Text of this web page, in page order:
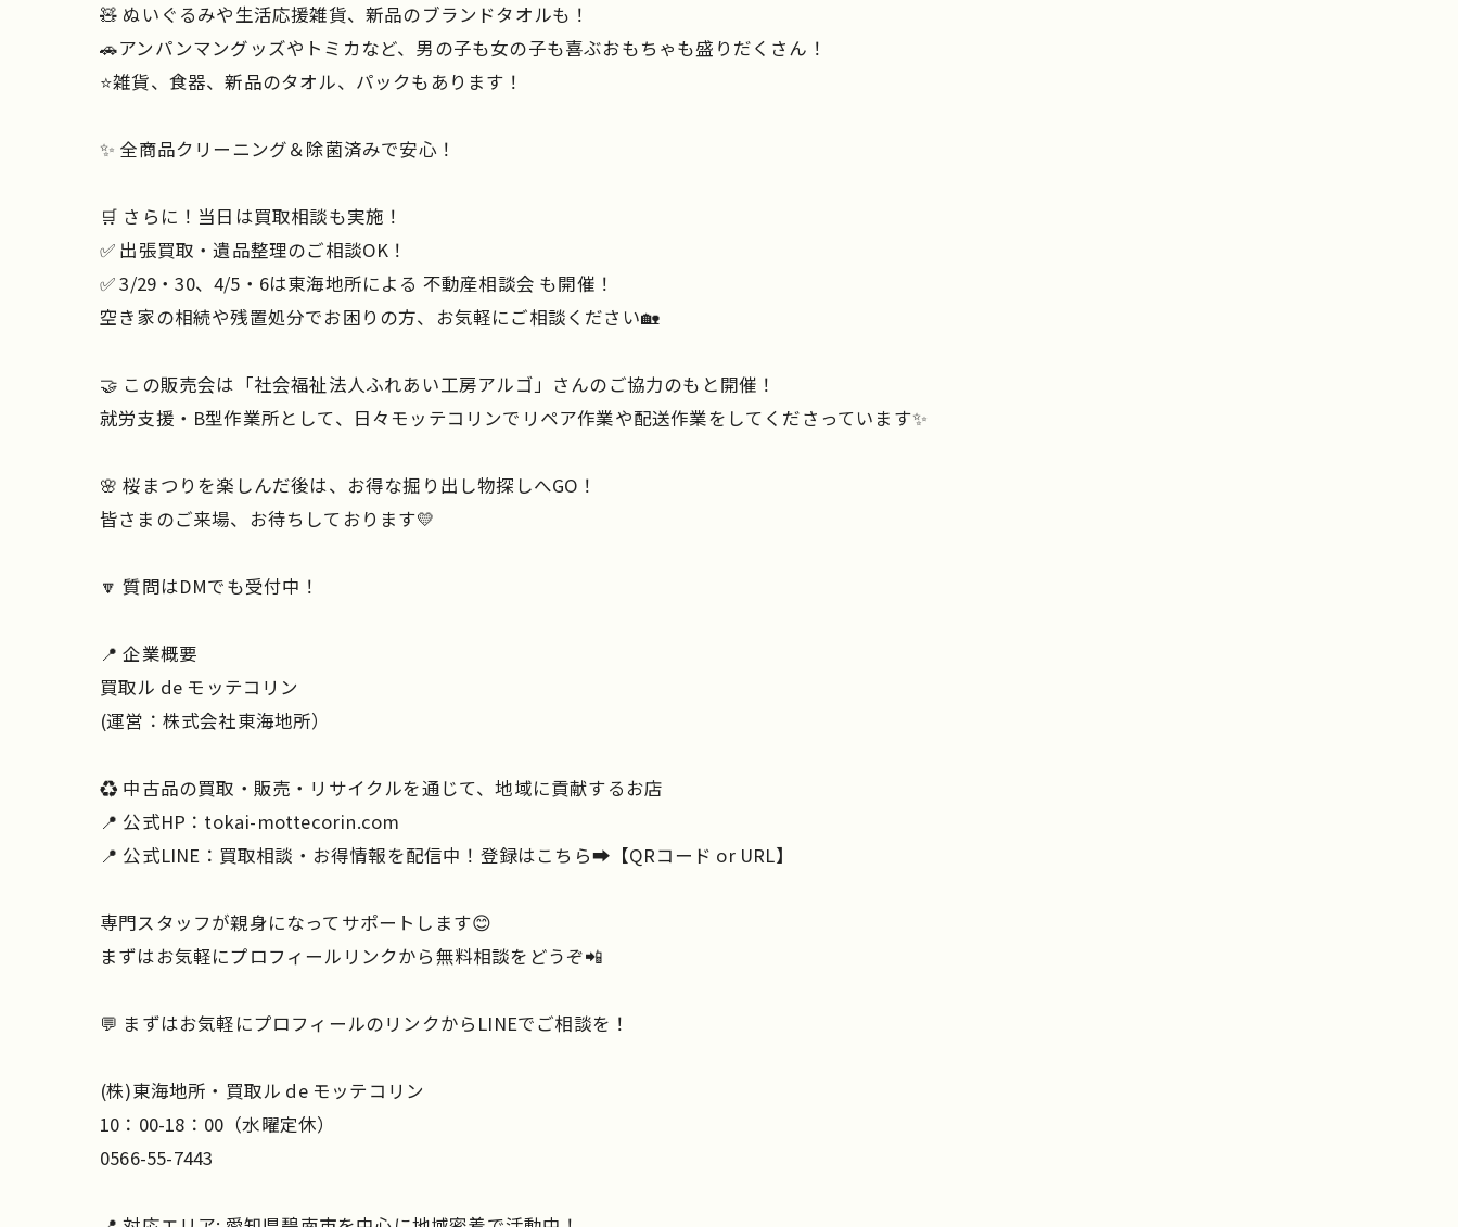
🧸 ぬいぐるみや生活応援雑貨、新品のブランドタオルも！
🚗アンパンマングッズやトミカなど、男の子も女の子も喜ぶおもちゃも盛りだくさん！
⭐️雑貨、食器、新品のタオル、パックもあります！
✨ 全商品クリーニング＆除菌済みで安心！
🛒 さらに！当日は買取相談も実施！
✅ 出張買取・遺品整理のご相談OK！
✅ 3/29・30、4/5・6は東海地所による 不動産相談会 も開催！
空き家の相続や残置処分でお困りの方、お気軽にご相談ください🏡
🤝 この販売会は「社会福祉法人ふれあい工房アルゴ」さんのご協力のもと開催！
就労支援・B型作業所として、日々モッテコリンでリペア作業や配送作業をしてくださっています✨
🌸 桜まつりを楽しんだ後は、お得な掘り出し物探しへGO！
皆さまのご来場、お待ちしております💛
🔽 質問はDMでも受付中！
📍 企業概要
買取ル de モッテコリン
(運営：株式会社東海地所）
♻️ 中古品の買取・販売・リサイクルを通じて、地域に貢献するお店
📍 公式HP：tokai-mottecorin.com
📍 公式LINE：買取相談・お得情報を配信中！登録はこちら➡️【QRコード or URL】
専門スタッフが親身になってサポートします😊
まずはお気軽にプロフィールリンクから無料相談をどうぞ📲
💬 まずはお気軽にプロフィールのリンクからLINEでご相談を！
(株)東海地所・買取ル de モッテコリン
10：00-18：00（水曜定休）
0566-55-7443